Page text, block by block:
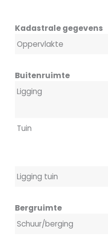
Kadastrale gegevens
Oppervlakte
Buitenruimte
Ligging
Tuin
Ligging tuin
Bergruimte
Schuur/berging